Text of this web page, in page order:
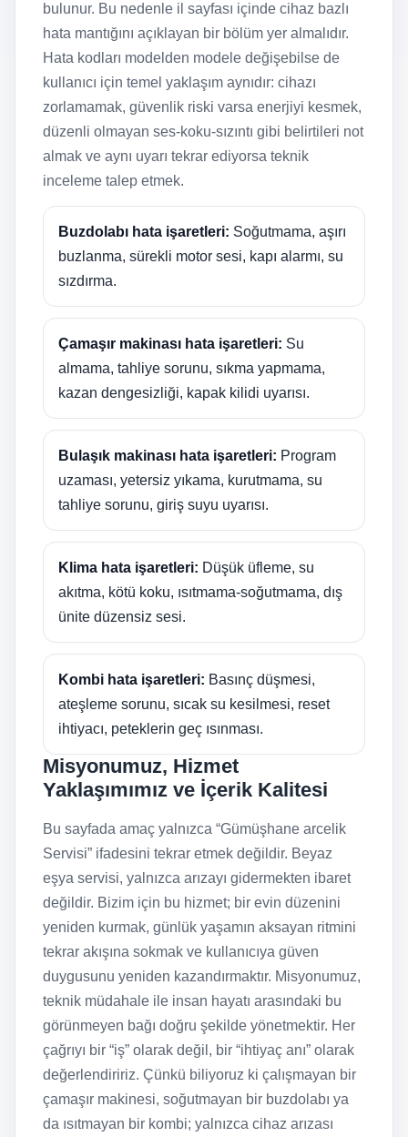
bulunur. Bu nedenle il sayfası içinde cihaz bazlı
hata mantığını açıklayan bir bölüm yer almalıdır.
Hata kodları modelden modele değişebilse de
kullanıcı için temel yaklaşım aynıdır: cihazı
zorlamamak, güvenlik riski varsa enerjiyi kesmek,
düzenli olmayan ses-koku-sızıntı gibi belirtileri not
almak ve aynı uyarı tekrar ediyorsa teknik
inceleme talep etmek.
Buzdolabı hata işaretleri: Soğutmama, aşırı
buzlanma, sürekli motor sesi, kapı alarmı, su
sızdırma.
Çamaşır makinası hata işaretleri: Su
almama, tahliye sorunu, sıkma yapmama,
kazan dengesizliği, kapak kilidi uyarısı.
Bulaşık makinası hata işaretleri: Program
uzaması, yetersiz yıkama, kurutmama, su
tahliye sorunu, giriş suyu uyarısı.
Klima hata işaretleri: Düşük üfleme, su
akıtma, kötü koku, ısıtmama-soğutmama, dış
ünite düzensiz sesi.
Kombi hata işaretleri: Basınç düşmesi,
ateşleme sorunu, sıcak su kesilmesi, reset
ihtiyacı, peteklerin geç ısınması.
Misyonumuz, Hizmet
Yaklaşımımız ve İçerik Kalitesi
Bu sayfada amaç yalnızca “Gümüşhane arcelik
Servisi” ifadesini tekrar etmek değildir. Beyaz
eşya servisi, yalnızca arızayı gidermekten ibaret
değildir. Bizim için bu hizmet; bir evin düzenini
yeniden kurmak, günlük yaşamın aksayan ritmini
tekrar akışına sokmak ve kullanıcıya güven
duygusunu yeniden kazandırmaktır. Misyonumuz,
teknik müdahale ile insan hayatı arasındaki bu
görünmeyen bağı doğru şekilde yönetmektir. Her
çağrıyı bir “iş” olarak değil, bir “ihtiyaç anı” olarak
değerlendiririz. Çünkü biliyoruz ki çalışmayan bir
çamaşır makinesi, soğutmayan bir buzdolabı ya
da ısıtmayan bir kombi; yalnızca cihaz arızası